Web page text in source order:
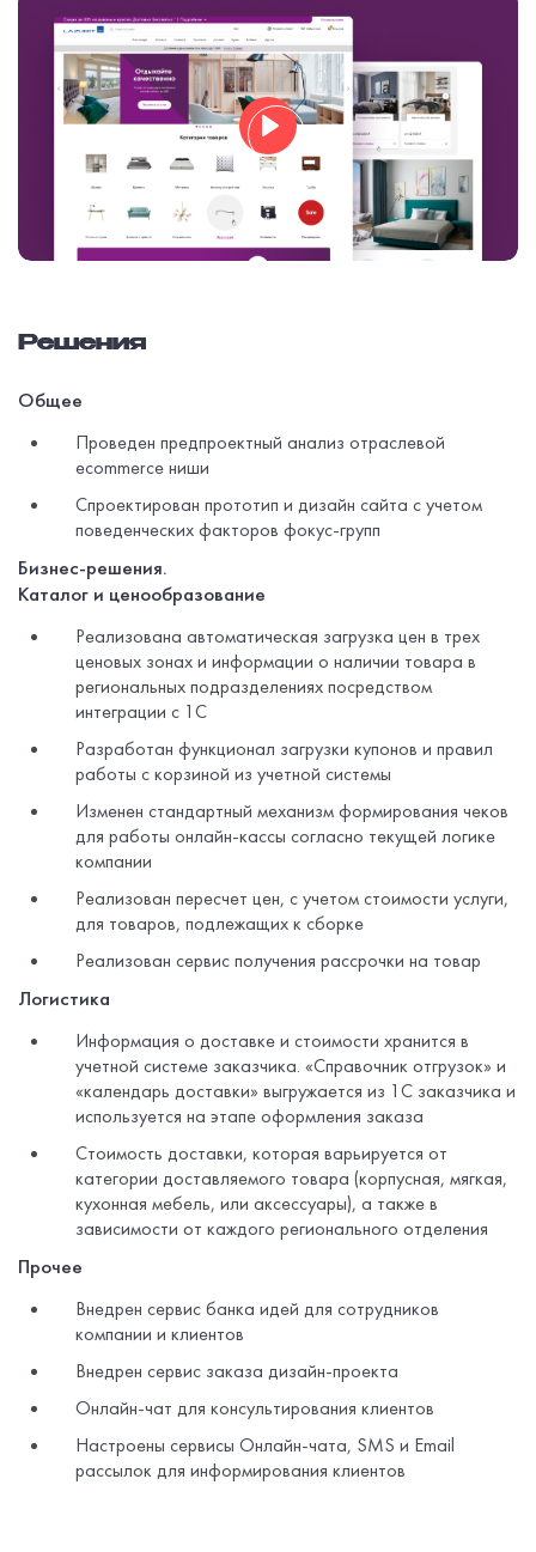
Play
Решения
Общее
Проведен предпроектный анализ отраслевой
ecommerce ниши
Спроектирован прототип и дизайн сайта с учетом
поведенческих факторов фокус-групп
Бизнес-решения.
Каталог и ценообразование
Реализована автоматическая загрузка цен в трех
ценовых зонах и информации о наличии товара в
региональных подразделениях посредством
интеграции с 1С
Разработан функционал загрузки купонов и правил
работы с корзиной из учетной системы
Изменен стандартный механизм формирования чеков
для работы онлайн-кассы согласно текущей логике
компании
Реализован пересчет цен, с учетом стоимости услуги,
для товаров, подлежащих к сборке
Реализован сервис получения рассрочки на товар
Логистика
Информация о доставке и стоимости хранится в
учетной системе заказчика. «Справочник отгрузок» и
«календарь доставки» выгружается из 1С заказчика и
используется на этапе оформления заказа
Стоимость доставки, которая варьируется от
категории доставляемого товара (корпусная, мягкая,
кухонная мебель, или аксессуары), а также в
зависимости от каждого регионального отделения
Прочее
Внедрен сервис банка идей для сотрудников
компании и клиентов
Внедрен сервис заказа дизайн-проекта
Онлайн-чат для консультирования клиентов
Настроены сервисы Онлайн-чата, SMS и Еmail
рассылок для информирования клиентов